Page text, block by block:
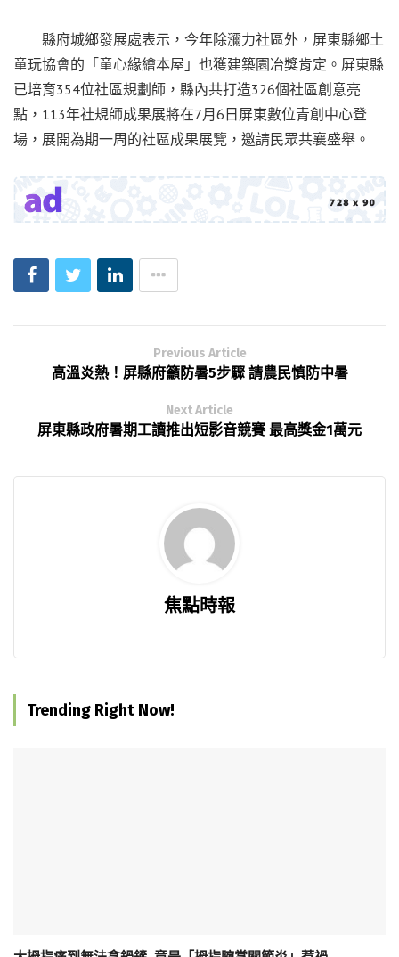
縣府城鄉發展處表示，今年除瀰力社區外，屏東縣鄉土
童玩協會的「童心緣繪本屋」也獲建築園冶獎肯定。屏東縣
已培育354位社區規劃師，縣內共打造326個社區創意亮
點，113年社規師成果展將在7月6日屏東數位青創中心登
場，展開為期一周的社區成果展覽，邀請民眾共襄盛舉。
Previous Article
高溫炎熱！屏縣府籲防暑5步驟 請農民慎防中暑
Next Article
屏東縣政府暑期工讀推出短影音競賽 最高獎金1萬元
焦點時報
Trending Right Now!